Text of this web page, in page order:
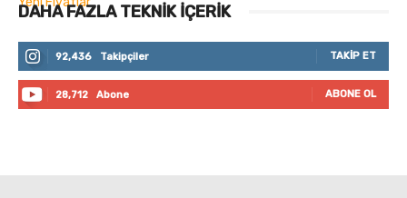
DAHA FAZLA TEKNIK İÇERIK
92,436 Takipçiler TAKIP ET
28,712 Abone ABONE OL